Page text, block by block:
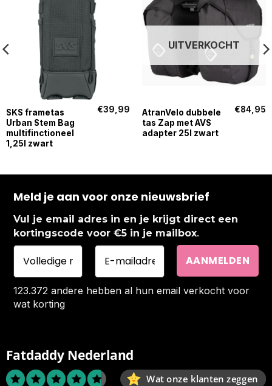
SKS frametas
Urban Stem Bag
multifinctioneel
1,25l zwart
€39,99
UITVERKOCHT
AtranVelo dubbele
tas Zap met AVS
adapter 25l zwart
€84,95
Meld je aan voor onze nieuwsbrief
Vul je email adres in en je krijgt direct een
kortingscode voor €5 in je mailbox.
123.372 andere hebben al hun email verkocht voor
wat korting
Fatdaddy Nederland
Wat onze klanten zeggen